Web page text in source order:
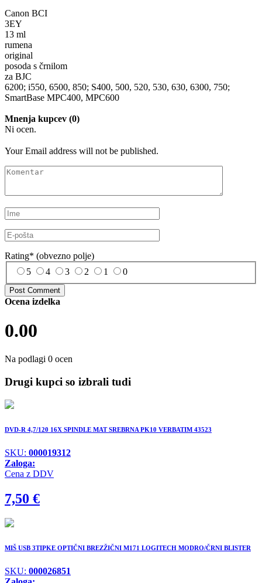
Canon BCI
3EY
13 ml
rumena
original
posoda s črnilom
za BJC
6200; i550, 6500, 850; S400, 500, 520, 530, 630, 6300, 750;
SmartBase MPC400, MPC600
Mnenja kupcev (0)
Ni ocen.
Your Email address will not be published.
Rating* (obvezno polje)
5
4 3 2 1 0
Ocena izdelka
0.00
Na podlagi 0 ocen
Drugi kupci so izbrali tudi
DVD-R 4,7/120 16X SPINDLE MAT SREBRNA PK10 VERBATIM 43523
SKU: 000019312
Zaloga:
Cena z DDV
7,50 €
MIŠ USB 3TIPKE OPTIČNI BREZŽIČNI M171 LOGITECH MODRO/ČRNI BLISTER
SKU: 000026851